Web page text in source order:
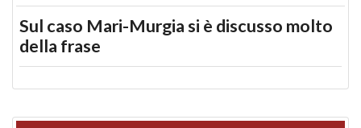
Sul caso Mari-Murgia si è discusso molto
della frase